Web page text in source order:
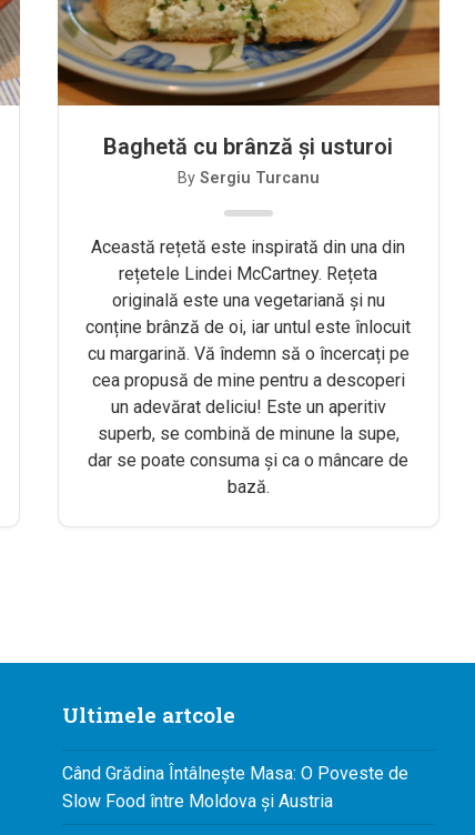
Baghetă cu brânză și usturoi
By Sergiu Turcanu
Această rețetă este inspirată din una din
rețetele Lindei McCartney. Rețeta
originală este una vegetariană și nu
conține brânză de oi, iar untul este înlocuit
cu margarină. Vă îndemn să o încercați pe
cea propusă de mine pentru a descoperi
un adevărat deliciu! Este un aperitiv
superb, se combină de minune la supe,
dar se poate consuma și ca o mâncare de
bază.
Ultimele artcole
Când Grădina Întâlnește Masa: O Poveste de
Slow Food între Moldova și Austria